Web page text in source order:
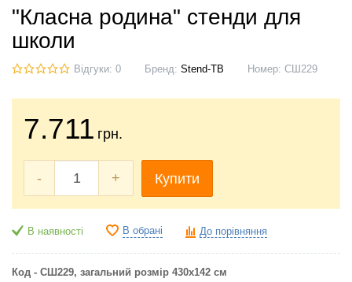
"Класна родина" стенди для
школи
Відгуки: 0 Бренд: Stend-TB Номер: СШ229
7.711 грн.
- + Купити
В наявності В обрані До порівняння
Код - СШ229, загальний розмір 430х142 см